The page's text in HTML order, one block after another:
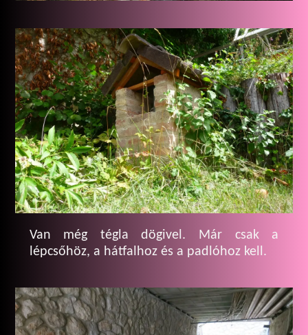
Van még tégla dögivel. Már csak a
lépcsőhöz, a hátfalhoz és a padlóhoz kell.